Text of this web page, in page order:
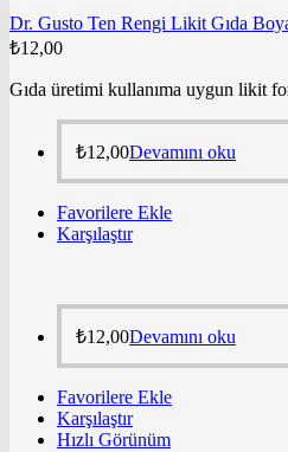
Dr. Gusto Ten Rengi Likit Gıda
₺12,00
Gıda üretimi kullanıma uygun likit
₺12,00Devamını oku
Favorilere Ekle
Karşılaştır
₺12,00Devamını oku
Favorilere Ekle
Karşılaştır
Hızlı Görünüm